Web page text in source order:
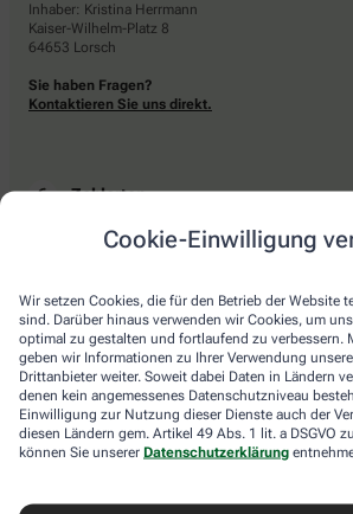
Cookie-Einwilligung
Wir setzen Cookies, die für den Betrieb der Website
sind. Darüber hinaus verwenden wir Cookies, um
optimal zu gestalten und fortlaufend zu verbessern.
geben wir Informationen zu Ihrer Verwendung
Drittanbieter weiter. Soweit dabei Daten in Ländern
denen kein angemessenes Datenschutzniveau
Einwilligung zur Nutzung dieser Dienste auch der
diesen Ländern gem. Artikel 49 Abs. 1 lit. a DSGVO
können Sie unserer Datenschutzerklärung
Inhaber: Kristina Herrmann
Kaiser-Wilhelm-Platz 8
64653 Lorsch
Sie haben Fragen?
Kontaktieren Sie uns direkt.
Zahlarten
Bar oder mit einer anderen akzeptierten
Lieferarten
Abholung in der Apotheke
Botendienstlieferung
apotheke.com Informationen